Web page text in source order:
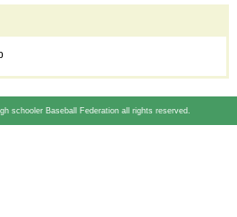
schooler Baseball Federation all rights reserved.